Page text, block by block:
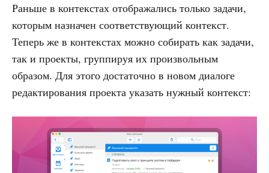
Раньше в контекстах отображались только задачи,
которым назначен соответствующий контекст.
Теперь же в контекстах можно собирать как задачи,
так и проекты, группируя их произвольным
образом. Для этого достаточно в новом диалоге
редактирования проекта указать нужный контекст: